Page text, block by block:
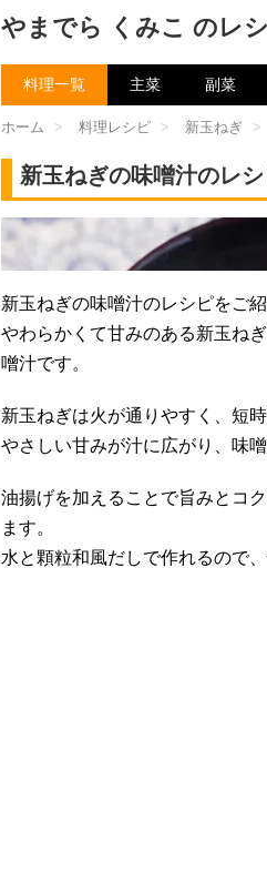
やまでら くみこ のレ
料理一覧 主菜 副菜
ホーム > 料理レシピ > 新玉ねぎ >
新玉ねぎの味噌汁のレ
チ
新玉ねぎの味噌汁のレシピをご紹
やわらかくて甘みのある新玉ね
噌汁です。
新玉ねぎは火が通りやすく、短
やさしい甘みが汁に広がり、味
油揚げを加えることで旨みとコ
ます。
水と顆粒和風だしで作れるので